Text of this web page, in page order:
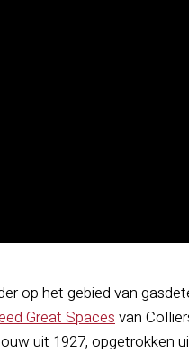
op het gebied van
Great Spacesvan
uit 1927, opgetrokken